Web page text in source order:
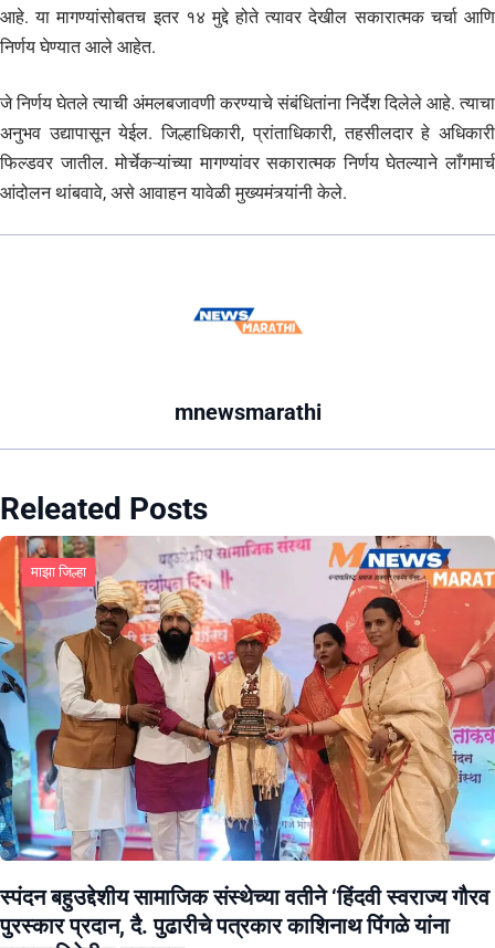
आहे. या मागण्यांसोबतच इतर १४ मुद्दे होते त्यावर देखील सकारात्मक चर्चा आणि
निर्णय घेण्यात आले आहेत.
जे निर्णय घेतले त्याची अंमलबजावणी करण्याचे संबंधितांना निर्देश दिलेले आहे. त्याचा
अनुभव उद्यापासून येईल. जिल्हाधिकारी, प्रांताधिकारी, तहसीलदार हे अधिकारी
फिल्डवर जातील. मोर्चेकऱ्यांच्या मागण्यांवर सकारात्मक निर्णय घेतल्याने लाँगमार्च
आंदोलन थांबवावे, असे आवाहन यावेळी मुख्यमंत्र्यांनी केले.
mnewsmarathi
Releated Posts
माझा जिल्हा
स्पंदन बहुउद्देशीय सामाजिक संस्थेच्या वतीने ‘हिंदवी स्वराज्य गौरव
पुरस्कार प्रदान, दै. पुढारीचे पत्रकार काशिनाथ पिंगळे यांना